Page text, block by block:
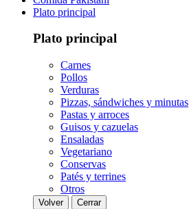
Plato principal
Plato principal
Carnes
Pollos
Verduras
Pizzas, sándwiches y minutas
Pastas y arroces
Guisos y cazuelas
Ensaladas
Vegetariano
Conservas
Patés y terrines
Otros
Volver Cerrar